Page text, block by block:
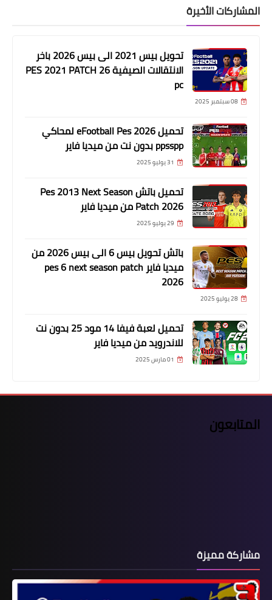
المشاركات الأخيرة
تحويل بيس 2021 الى بيس 2026 باخر
الانتقالات الصيفية PES 2021 PATCH 26
pc
08 سبتمبر 2025
تحميل eFootball Pes 2026 لمحاكي
ppsspp بدون نت من ميديا فاير
31 يوليو 2025
تحميل باتش Pes 2013 Next Season
Patch 2026 من ميديا فاير
29 يوليو 2025
باتش تحويل بيس 6 الى بيس 2026 من
ميديا فاير pes 6 next season patch
2026
28 يوليو 2025
تحميل لعبة فيفا 14 مود 25 بدون نت
للاندرويد من ميديا فاير
01 مارس 2025
المتابعون
مشاركة مميزة